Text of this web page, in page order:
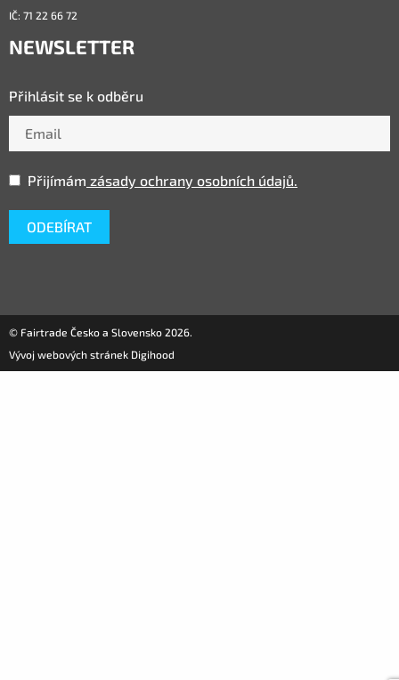
IČ: 71 22 66 72
NEWSLETTER
Přihlásit se k odběru
Přijímám zásady ochrany osobních údajů.
© Fairtrade Česko a Slovensko 2026.
Vývoj webových stránek Digihood